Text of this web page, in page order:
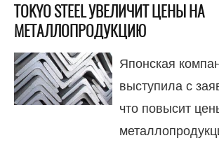
TOKYO STEEL УВЕЛИЧИТ ЦЕНЫ НА
МЕТАЛЛОПРОДУКЦИЮ
Японская
выступила с
что повысит